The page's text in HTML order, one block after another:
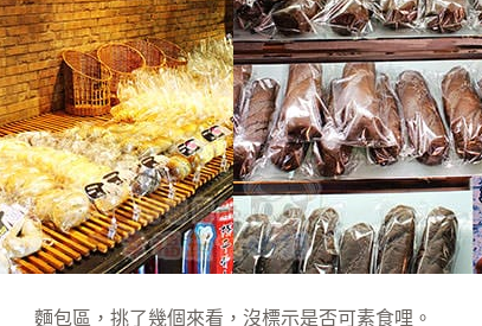
麵包區，挑了幾個來看，沒標示是否可素食哩。